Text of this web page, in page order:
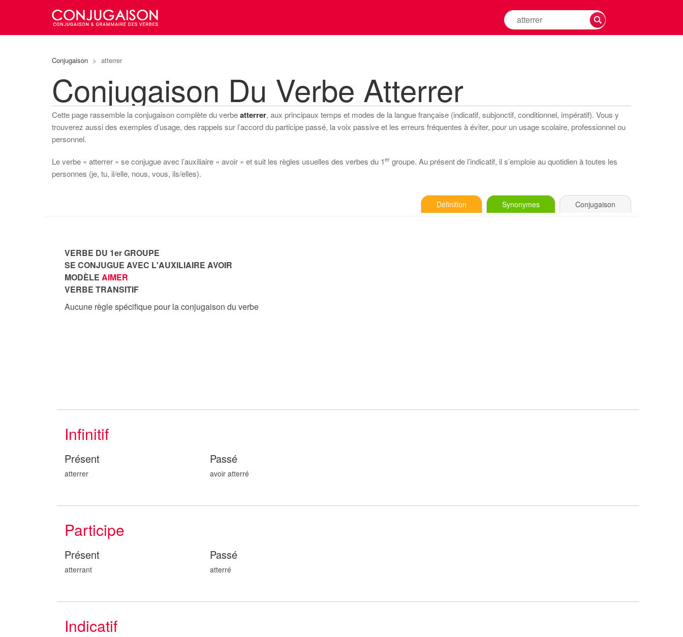
Rechercher
la
Conjugaison > atterrer
Conjugaison Du Verbe Atterrer
Cette page rassemble la conjugaison complète du verbeatterrer, aux principaux temps et modes de la langue française (indicatif, subjonctif, conditionnel, impératif). Vous y
trouverez aussi des exemples d’usage, des rappels sur l’accord du participe passé, la voix passive et les erreurs fréquentes à éviter, pour un usage scolaire, professionnel ou
personnel.
Le verbe « atterrer » se conjugue avec l’auxiliaire « avoir » et suit les règles usuelles des verbes du 1er groupe. Au présent de l’indicatif, il s’emploie au quotidien à toutes les
personnes (je, tu, il/elle, nous, vous, ils/elles).
Définition Synonymes Conjugaison
VERBE DU 1er GROUPE
SE CONJUGUE AVEC L'AUXILIAIRE AVOIR
MODÈLE AIMER
VERBE TRANSITIF
Aucune règle spécifique pour la conjugaison du verbe
Infinitif
Présent
atterrer
Passé
avoir atterré
Participe
Présent
atterrant
Passé
atterré
Indicatif